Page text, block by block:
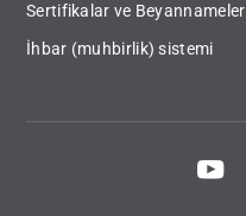
Sertifikalar ve Beyannameler
İhbar (muhbirlik) sistemi